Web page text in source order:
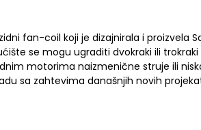
fan-coil koji je dizajnirala i
se mogu ugraditi dvokraki ili
motorima naizmenične struje ili
sa zahtevima današnjih novih